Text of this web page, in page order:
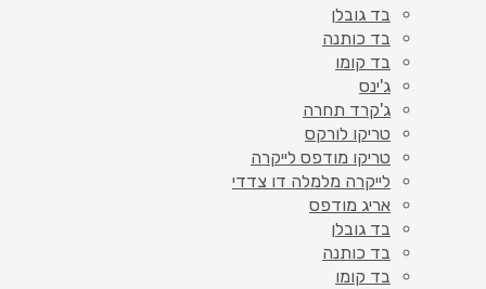
בד גובלן
בד כותנה
בד קומו
ג'ינס
ג'קרד תחרה
טריקו לורקס
טריקו מודפס לייקרה
לייקרה מלמלה דו צדדי
אריג מודפס
בד גובלן
בד כותנה
בד קומו